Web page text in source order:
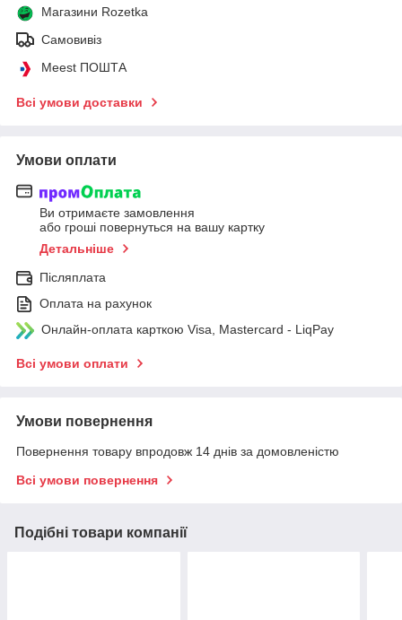
Магазини Rozetka
Самовивіз
Meest ПОШТА
Всі умови доставки
Умови оплати
Ви отримаєте замовлення
або гроші повернуться на вашу картку
Детальніше
Післяплата
Оплата на рахунок
Онлайн-оплата карткою Visa, Mastercard - LiqPay
Всі умови оплати
Умови повернення
Повернення товару впродовж 14 днів за домовленістю
Всі умови повернення
Подібні товари компанії